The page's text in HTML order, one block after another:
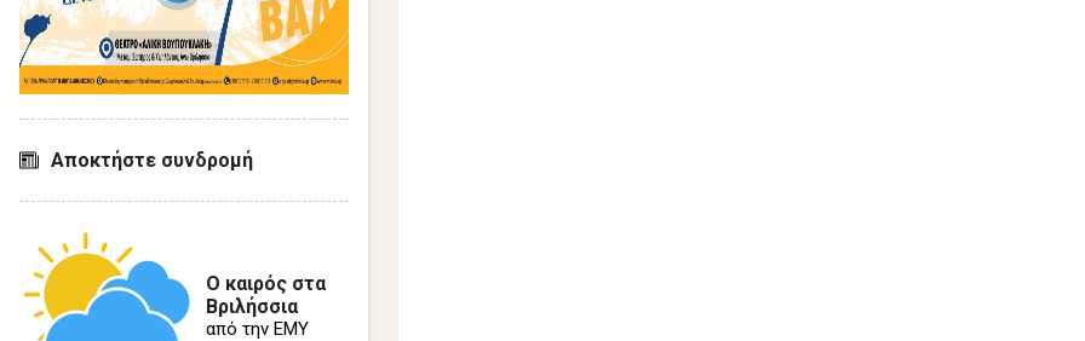
Αποκτήστε συνδρομή
Ο καιρός στα
Βριλήσσια
από την ΕΜΥ